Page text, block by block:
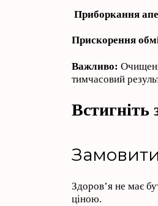
Приборкання
Прискорення
Важливо:
тимчасовий
Встигніть
Здоров’я не має
ціною.